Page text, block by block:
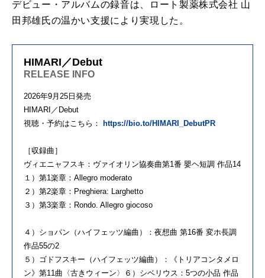
デビュー・アルバムの録音は、ロート製薬株式会社 山
田邦雄氏の温かい支援により実現した。
HIMARI／Debut
RELEASE INFO
2026年9月25日発売
HIMARI／Debut
視聴・予約はこちら：
https://bio.to/HIMARI_DebutPR
［収録曲］
ヴィエニャフスキ：ヴァイオリン協奏曲第1番 嬰ヘ短調 作品14
１）第1楽章：Allegro moderato
２）第2楽章：Preghiera: Larghetto
３）第3楽章：Rondo. Allegro giocoso
４）ショパン（ハイフェッツ編曲）：夜想曲 第16番 変ホ長調
作品55の2
５）ゴドフスキー（ハイフェッツ編曲）：《トリアコンタメロ
ン》第11曲〈古きウィーン〉６）シベリウス：5つの小品 作品